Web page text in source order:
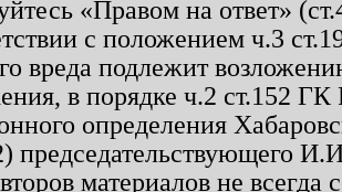
«Правом на ответ»
с положением ч.3
вреда подлежит
в порядке ч.2 ст.152
определения
председательствующего
материалов не